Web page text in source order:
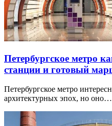
Петербургское метро
станции и готовый
Петербургское метро
архитектурных эпох, но оно…